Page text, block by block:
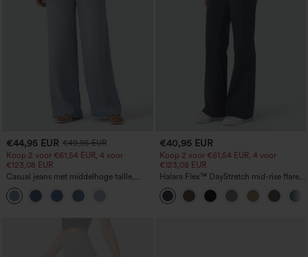
€44,95 EUR €49,95 EUR
Koop 2 voor €61,54 EUR, 4 voor
€123,08 EUR
Casual jeans met middelhoge taille,
trekkoord en zakken
€40,95 EUR
Koop 2 voor €61,54 EUR, 4 voor
€123,08 EUR
Halara Flex™ DayStretch mid-rise flare
werkbroek met zijzak en rits